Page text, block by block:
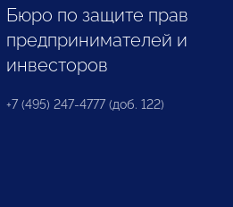
Бюро по защите прав
предпринимателей и
инвесторов
+7 (495) 247-4777 (доб. 122)